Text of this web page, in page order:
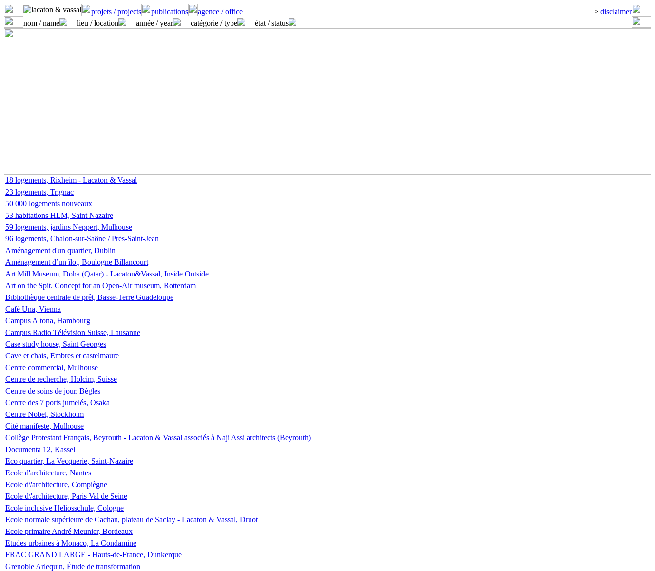
projets / projects publications agence / office > disclaimer
nom / name
lieu / location année / year catégorie / type état / status
18 logements, Rixheim - Lacaton & Vassal
23 logements, Trignac
50 000 logements nouveaux
53 habitations HLM, Saint Nazaire
59 logements, jardins Neppert, Mulhouse
96 logements, Chalon-sur-Saône / Prés-Saint-Jean
Aménagement d'un quartier, Dublin
Aménagement d’un îlot, Boulogne Billancourt
Art Mill Museum, Doha (Qatar) - Lacaton&Vassal, Inside Outside
Art on the Spit. Concept for an Open-Air museum, Rotterdam
Bibliothèque centrale de prêt, Basse-Terre Guadeloupe
Café Una, Vienna
Campus Altona, Hambourg
Campus Radio Télévision Suisse, Lausanne
Case study house, Saint Georges
Cave et chais, Embres et castelmaure
Centre commercial, Mulhouse
Centre de recherche, Holcim, Suisse
Centre de soins de jour, Bègles
Centre des 7 ports jumelés, Osaka
Centre Nobel, Stockholm
Cité manifeste, Mulhouse
Collège Protestant Français, Beyrouth - Lacaton & Vassal associés à Naji Assi architects (Beyrouth)
Documenta 12, Kassel
Eco quartier, La Vecquerie, Saint-Nazaire
Ecole d'architecture, Nantes
Ecole d\'architecture, Compiègne
Ecole d\'architecture, Paris Val de Seine
Ecole inclusive Heliosschule, Cologne
Ecole normale supérieure de Cachan, plateau de Saclay - Lacaton & Vassal, Druot
Ecole primaire André Meunier, Bordeaux
Etudes urbaines à Monaco, La Condamine
FRAC GRAND LARGE - Hauts-de-France, Dunkerque
Grenoble Arlequin, Étude de transformation